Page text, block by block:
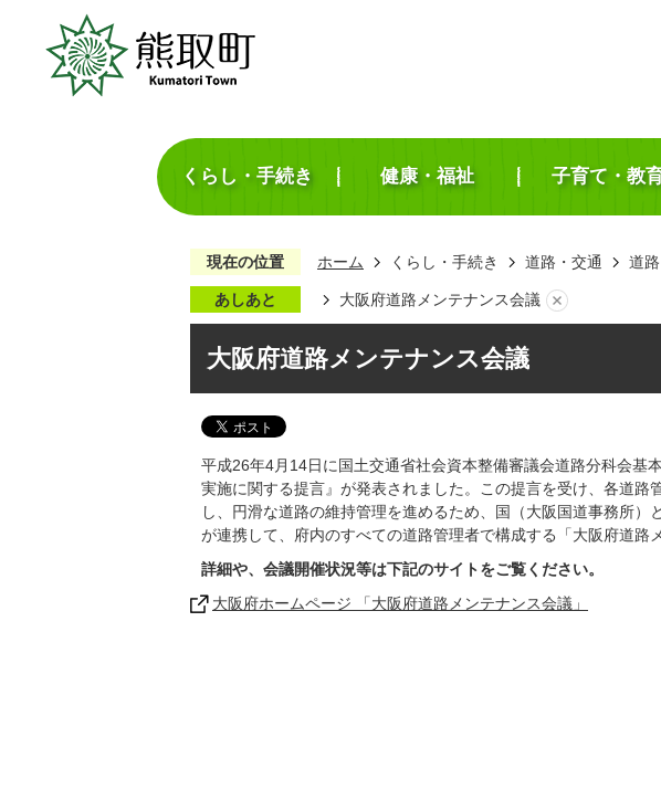
くらし・手続き 健康・福祉 子育て・教
現在の位置 ホーム くらし・手続き 道路・交通 道
あしあと 大阪府道路メンテナンス会議
大阪府道路メンテナンス会議
平成26年4月14日に国土交通省社会資本整備審議会道路分科会基
実施に関する提言』が発表されました。この提言を受け、各道路
し、円滑な道路の維持管理を進めるため、国（大阪国道事務所
が連携して、府内のすべての道路管理者で構成する「大阪府道路
詳細や、会議開催状況等は下記のサイトをご覧ください。
大阪府ホームページ 「大阪府道路メンテナンス会議」